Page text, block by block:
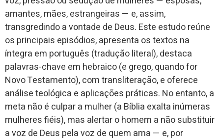
amantes, mães, estrangeiras — e, assim,
transgredindo a vontade de Deus. Este estudo reúne
os principais episódios, apresenta os textos na
íntegra em português (tradução literal), destaca
palavras-chave em hebraico (e grego, quando for
Novo Testamento), com transliteração, e oferece
análise teológica e aplicações práticas. No entanto, a
meta não é culpar a mulher (a Bíblia exalta inúmeras
mulheres fiéis), mas alertar o homem a não substituir
a voz de Deus pela voz de quem ama — e, por